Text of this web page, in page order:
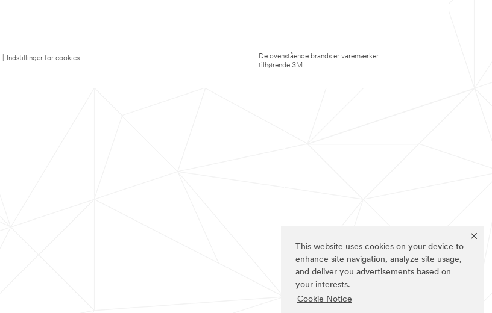
This website uses cookies on your device to
enhance site navigation, analyze site usage,
and deliver you advertisements based on
your interests.
Cookie Notice
Indstillinger for cookies
De ovenstående brands er varemærker
tilhørende 3M.